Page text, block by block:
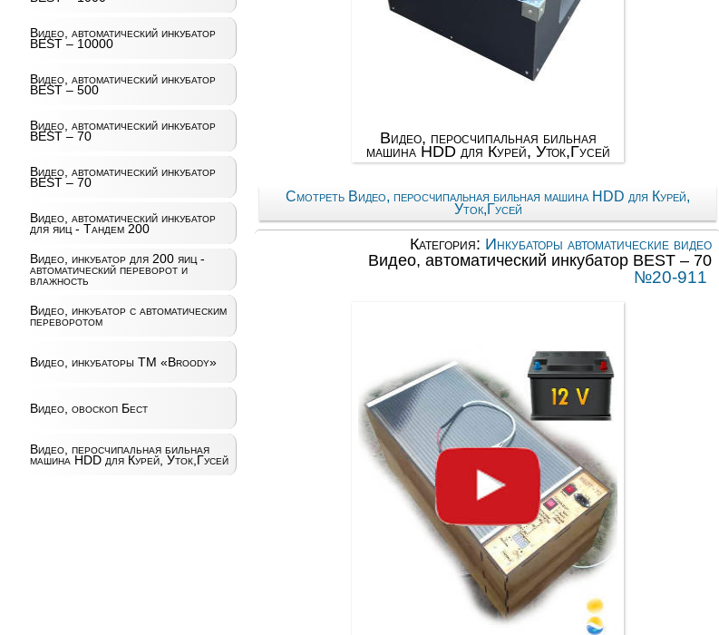
Видео, автоматический инкубатор
BEST – 10000
Видео, автоматический инкубатор
BEST – 500
Видео, автоматический инкубатор
BEST – 70
Видео, автоматический инкубатор
BEST – 70
Видео, автоматический инкубатор
для яиц - Тандем 200
Видео, инкубатор для 200 яиц -
автоматический переворот и
влажность
Видео, инкубатор с автоматическим
переворотом
Видео, инкубаторы ТМ «Broody»
Видео, овоскоп Бест
Видео, перосчипальная бильная
машина HDD для Курей, Уток,Гусей
Видео, перосчипальная бильная
машина HDD для Курей, Уток,Гусей
Смотреть Видео, перосчипальная бильная машина HDD для Курей,
Уток,Гусей
Категория: Инкубаторы автоматические видео
Видео, автоматический инкубатор BEST – 70
№20-911